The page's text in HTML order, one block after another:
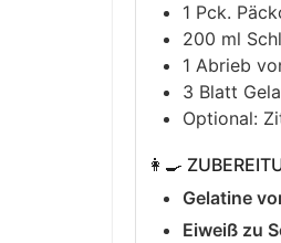
1 Pck.
200 ml
1 Abrieb
3 Blatt
Optional:
👩‍🍳
Gelatine
Eiweiß zu